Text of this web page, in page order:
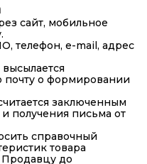
сайт, мобильное
телефон, e-mail, адрес
почту о формировании
заключенным
получения письма от
справочный
товара
Продавцу до